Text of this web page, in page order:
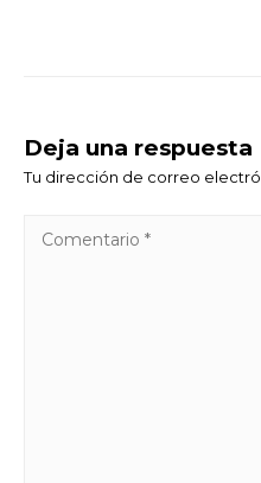
Deja una respuesta
Tu dirección de correo